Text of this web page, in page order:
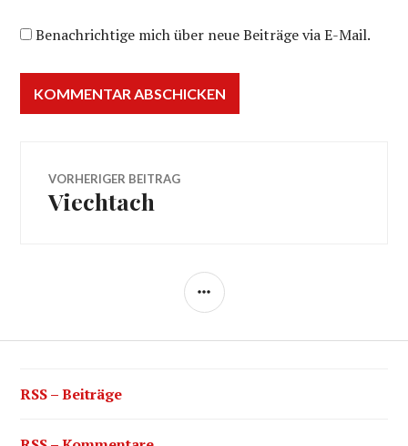
Benachrichtige mich über neue Beiträge via E-Mail.
Beitragsnavigation
VORHERIGER BEITRAG
Vorheriger
Viechtach
SEITENLEISTE
RSS – Beiträge